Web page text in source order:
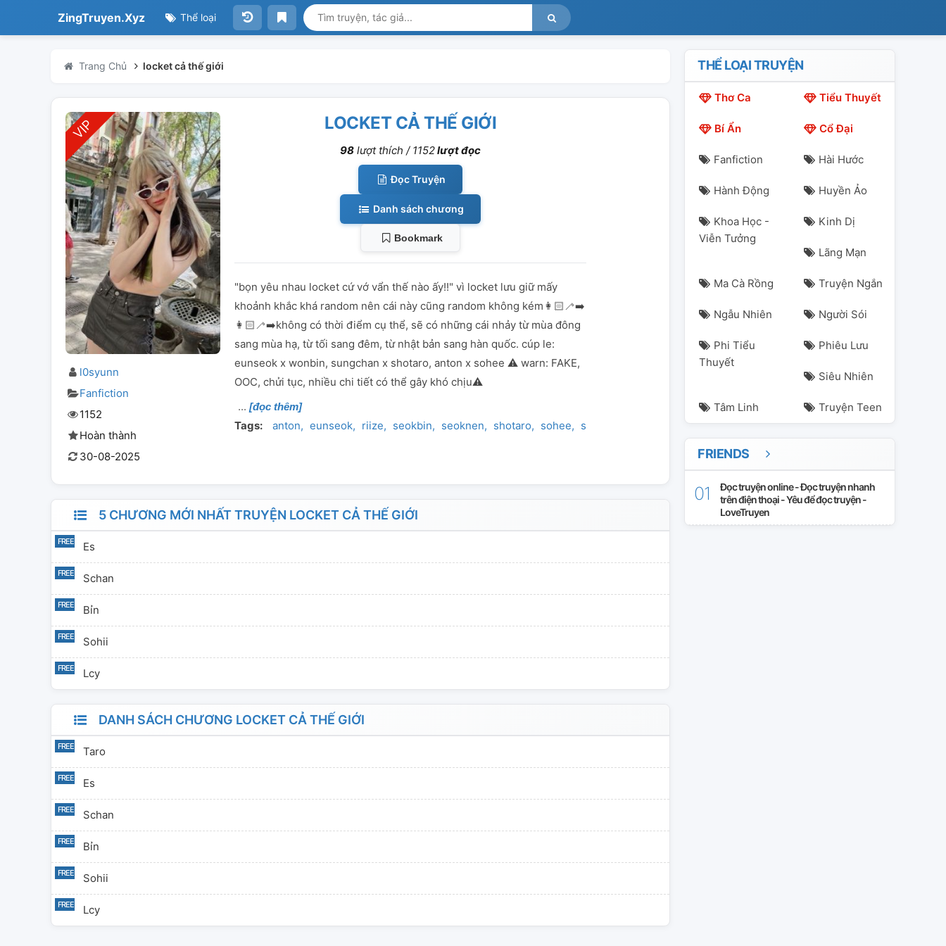
ZingTruyen.Xyz Thể loại
Trang Chủ locket cả thế giới
l0syunn
Fanfiction
1152
Hoàn thành
30-08-2025
LOCKET CẢ THẾ GIỚI
98 lượt thích / 1152lượt đọc
Đọc Truyện
Danh sách chương
Bookmark
"bọn yêu nhau locket cứ vớ vẩn thế nào ấy!!" vì locket lưu giữ mấy
khoảnh khắc khá random nên cái này cũng random không kém👩🏻‍🦯‍➡️
👩🏻‍🦯‍➡️không có thời điểm cụ thể, sẽ có những cái nhảy từ mùa đông
sang mùa hạ, từ tối sang đêm, từ nhật bản sang hàn quốc. cúp le:
eunseok x wonbin, sungchan x shotaro, anton x sohee ⚠️ warn: FAKE,
OOC, chửi tục, nhiều chi tiết có thể gây khó chịu⚠️
[đọc thêm]
Tags: anton eunseok riize seokbin seoknen shotaro sohee sungchan sungtaro tonddo tonhee wonbin
5 CHƯƠNG MỚI NHẤT TRUYỆN LOCKET CẢ THẾ GIỚI
Es
Schan
Bỉn
Sohii
Lcy
DANH SÁCH CHƯƠNG LOCKET CẢ THẾ GIỚI
Taro
Es
Schan
Bỉn
Sohii
Lcy
THỂ LOẠI TRUYỆN
Thơ Ca Tiểu Thuyết
Bí Ẩn Cổ Đại
Fanfiction Hài Hước
Hành Động Huyền Ảo
Khoa Học -
Viễn Tưởng
Kinh Dị
Lãng Mạn
Ma Cà Rồng Truyện Ngắn
Ngẫu Nhiên Người Sói
Phi Tiểu
Thuyết
Phiêu Lưu
Siêu Nhiên
Tâm Linh Truyện Teen
FRIENDS
Đọc truyện online - Đọc truyện nhanh
trên điện thoại - Yêu để đọc truyện -
LoveTruyen